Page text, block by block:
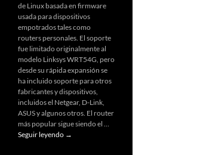
de Linux basada en firmware
usada para dispositivos
empotrados tales como
routers personales. El soporte
fue limitado originalmente al
modelo Linksys WRT54G, pero
desde su rápida expansión se
ha incluido soporte para otros
fabricantes y dispositivos,
incluidos el Netgear, D-Link,
ASUS y algunos otros. El router
más popular sigue siendo el …
Seguir leyendo ¿Que
→